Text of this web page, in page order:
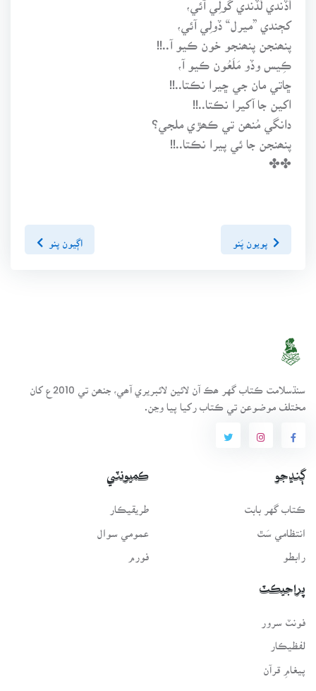
کڄندي ”ميرل“ ڏولِي آئي،
پنھنجن پنھنجو خون ڪيو آ..!!
ڪِيس وڏو مَلَعُون ڪيو آ،
ڇاتي مان جي ڇيرا نڪتا..!!
اکين جا آکيرا نڪتا..!!
دانگي مُنھن تي ڪھڙي ملجي؟
پنھنجن جا ئي پيرا نڪتا..!!
✤✤
پويون پَنو اڳيون پنو
سنڌسلامت ڪتاب گهر ھڪ آن لائين لائبريري آھي، جنھن تي 2010ع کان
مختلف موضوعن تي ڪتاب رکيا پيا وڃن.
ڳنڍجو
ڪتاب گهر بابت
انتظامي سَٿ
رابطو
ڪميونٽي
طريقيڪار
عمومي سوال
فورم
پراجيڪٽ
لفظيڪار
پيغامِ قرآن